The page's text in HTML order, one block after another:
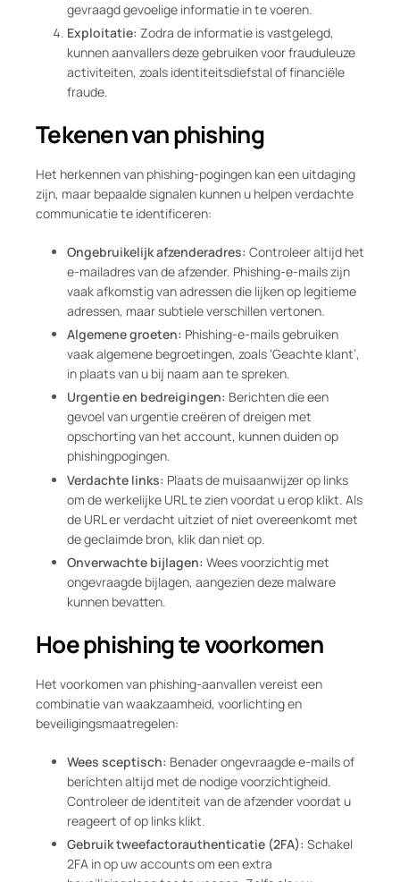
gevraagd gevoelige informatie in te voeren.
Exploitatie: Zodra de informatie is vastgelegd,
kunnen aanvallers deze gebruiken voor frauduleuze
activiteiten, zoals identiteitsdiefstal of financiële
fraude.
Tekenen van phishing
Het herkennen van phishing-pogingen kan een uitdaging
zijn, maar bepaalde signalen kunnen u helpen verdachte
communicatie te identificeren:
Ongebruikelijk afzenderadres: Controleer altijd het
e-mailadres van de afzender. Phishing-e-mails zijn
vaak afkomstig van adressen die lijken op legitieme
adressen, maar subtiele verschillen vertonen.
Algemene groeten: Phishing-e-mails gebruiken
vaak algemene begroetingen, zoals ‘Geachte klant’,
in plaats van u bij naam aan te spreken.
Urgentie en bedreigingen: Berichten die een
gevoel van urgentie creëren of dreigen met
opschorting van het account, kunnen duiden op
phishingpogingen.
Verdachte links: Plaats de muisaanwijzer op links
om de werkelijke URL te zien voordat u erop klikt. Als
de URL er verdacht uitziet of niet overeenkomt met
de geclaimde bron, klik dan niet op.
Onverwachte bijlagen: Wees voorzichtig met
ongevraagde bijlagen, aangezien deze malware
kunnen bevatten.
Hoe phishing te voorkomen
Het voorkomen van phishing-aanvallen vereist een
combinatie van waakzaamheid, voorlichting en
beveiligingsmaatregelen:
Wees sceptisch: Benader ongevraagde e-mails of
berichten altijd met de nodige voorzichtigheid.
Controleer de identiteit van de afzender voordat u
reageert of op links klikt.
Gebruik tweefactorauthenticatie (2FA): Schakel
2FA in op uw accounts om een extra